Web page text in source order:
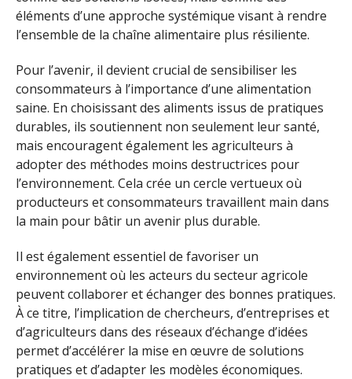
éléments d’une approche systémique visant à rendre
l’ensemble de la chaîne alimentaire plus résiliente.
Pour l’avenir, il devient crucial de sensibiliser les
consommateurs à l’importance d’une alimentation
saine. En choisissant des aliments issus de pratiques
durables, ils soutiennent non seulement leur santé,
mais encouragent également les agriculteurs à
adopter des méthodes moins destructrices pour
l’environnement. Cela crée un cercle vertueux où
producteurs et consommateurs travaillent main dans
la main pour bâtir un avenir plus durable.
Il est également essentiel de favoriser un
environnement où les acteurs du secteur agricole
peuvent collaborer et échanger des bonnes pratiques.
À ce titre, l’implication de chercheurs, d’entreprises et
d’agriculteurs dans des réseaux d’échange d’idées
permet d’accélérer la mise en œuvre de solutions
pratiques et d’adapter les modèles économiques.